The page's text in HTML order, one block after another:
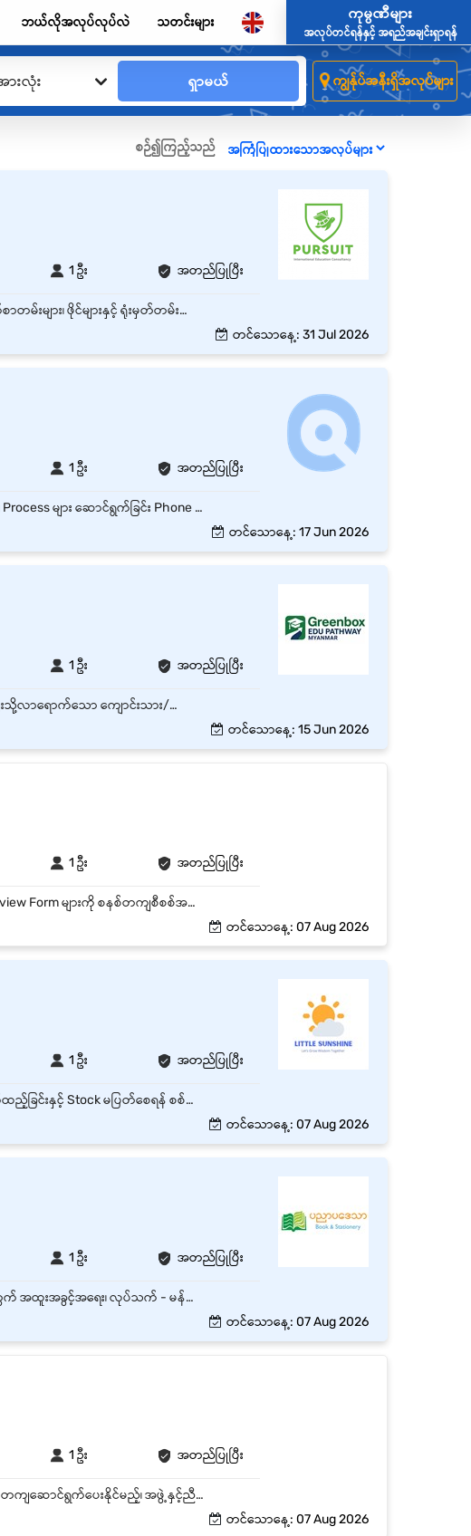
ဘယ်လိုအလုပ်လုပ်လဲ သတင်းများ
ကုမ္ပဏီများ
အလုပ်တင်ရန်နှင့် အရည်အချင်းရှာရန်
းလုံး ရှာမယ် ကျွန်ုပ်အနီးရှိအလုပ်များ
စဉ်၍ကြည့်သည်
1 ဦး အတည်ပြုပြီး
ရုံး၏ နေ့စဉ်အုပ်ချုပ်ရေး (Administrative) လုပ်ငန်းများကို ပံ့ပိုးဆောင်ရွက်ရန်။ စာရွက်စာတမ်းများ၊ ဖိုင်များနှင့် ရုံးမှတ်တမ်းများကို စနစ်တကျ သိမ်းဆည်းထိန်းသိမ်းရန်။ Incoming / Outgoing Mail၊ Courier နှင့် Telephone Call များကို စီမံဆောင်ရွက်ရန်။ ရုံးသုံးပစ္စည်းများ (Office Supplies) ကို စစ်ဆေး၍ လိုအပ်ပါက ဝယ်ယူရန်နှင့် Stock ကို ထိန်းသိမ်းရန်။ Meeting များ၊ Appointment များနှင့် ခရီးစဉ်များကို စီစဉ်ပေးရန်။ Visitor များကို ကြိုဆို၍ လိုအပ်သောအချက်အလက်များ ပံ့ပိုးပေးရန်။ အခြားဌာနများနှင့် ပူးပေါင်းညှိနှိုင်းပြီး လုပ်ငန်းများ ချောမွေ့စေရန် ဆောင်ရွက်ရန်။ Data Entry၊ Report များနှင့် လစဉ် Report များကို ပြင်ဆင်တင်ပြရန်။ Company Policy များကို လိုက်နာဆောင်ရွက်ရန်။ Management မှ ပေးအပ်သော အခြားတာဝန်များကို ဆောင်ရွက်ရန်။
တင်သောနေ့: 31 Jul 2026
1 ဦး အတည်ပြုပြီး
ရုံးပိုင်းဆိုင်ရာ စာရွက်စာတမ်းများကို စနစ်တကျ ထိန်းသိမ်းခြင်း Data Entry နှင့် Filing Process များ ဆောင်ရွက်ခြင်း Phone Call နှင့် Email Communication များ ကိုင်တွယ်ခြင်း Department များအကြား Coordination ပြုလုပ်ခြင်း Office Supply များ စီမံထိန်းသိမ်းခြင်း Report နှင့် Administrative Document များ ပြင်ဆင်ကူညီခြင်း Management မှ ပေးအပ်သော အခြားလုပ်ငန်းတာဝန်များ ဆောင်ရွက်ခြင်း
တင်သောနေ့: 17 Jun 2026
1 ဦး အတည်ပြုပြီး
Front-of-House & Customer Service ( ဧည့်ကြိုနှင့် ဖောက်သည်ဝန်ဆောင်မှု ) • ရုံးသို့လာရောက်သော ကျောင်းသား/ကျောင်းသူများနှင့် မိဘများကို နွေးထွေးစွာ ကြိုဆိုဧည့်ခံရမည်။ • ဖုန်းခေါ်ဆိုမှုများကို ဖြေကြားပြီး Email မှတစ်ဆင့် ဝင်ရောက်လာသော အထွေထွေစုံစမ်းမေးမြန်းမှုများကို တုံ့ပြန်ပေးရမည်။ • ဖောက်သည်များကို သက်ဆိုင်ရာ Education Consultant များထံသို့ လမ်းညွှန်ပို့ဆောင်ပေးရမည်။ Scheduling & Calendar Management ( ချိန်းဆိုမှုနှင့် အချိန်ဇယား စီမံခန့်ခွဲခြင်း ) • Consulting Team အတွက် ဆွေးနွေးတိုင်ပင်မှု (Consultation) ချိန်းဆိုမှုများ၊ Follow-up Session များနှင့် Mock Interview များကို စီစဉ်ချိန်းဆိုပေးရမည်။ Application & Document Support ( လျှောက်လွှာနှင့် စာရွက်စာတမ်း အထောက်အပံ့ ) • ကျောင်းသားများ၏ အရေးကြီးသော စာရွက်စာတမ်းများ (Academic Transcript များ၊ Recommendation Letter များ၊ Test Score များ) ကို စုဆောင်းခြင်း၊ စနစ်တကျ စီစဉ်ခြင်းနှင့် Scan ဖတ်ခြင်းတို့တွင် ကူညီဆောင်ရွက်ရမည်။ • စာရွက်စာတမ်းများ၏ လျှို့ဝှက်ချက်နှင့် တိကျမှန်ကန်မှုကို အပြည့်အဝ ထိန်းသိမ်းရမည်။ Office Operations ( ရုံးလုပ်ငန်း စီမံခန့်ခွဲမှု ) • ရုံးသုံးပစ္စည်းစာရင်းများကို စီမံထိန်းသိမ်းပြီး လိုအပ်သော ပစ္စည်းများကို မှာယူပေးရမည်။ • ဝင်စာ၊ ထွက်စာများကို ကိုင်တွယ်ဆောင်ရွက်ရမည်။ • Reception Area နှင့် Counseling Area များကို သန့်ရှင်းသပ်ရပ်ပြီး ပရော်ဖက်ရှင်နယ်ဆန်သော ပတ်ဝန်းကျင်ဖြစ်စေရန် ထိန်းသိမ်းရမည်။ Event Logistical Support ( ပွဲအစီအစဉ် အထောက်အကူပြုခြင်း ) • University Fair များ၊ Seminar များနှင့် Webinar များ ကျင်းပရာတွင် Marketing Team နှင့် Consulting Team များကို လိုအပ်သော ပြင်ဆင်မှုများဖြင့် ကူညီပံ့ပိုးရမည်။ • Welcome Pack များ ပြင်ဆင်ခြင်း၊ Registration Desk များ စီမံခန့်ခွဲခြင်း စသည့် လုပ်ငန်းများကို ဆောင်ရွက်ရမည်။
တင်သောနေ့: 15 Jun 2026
1 ဦး အတည်ပြုပြီး
Recruitment Process အား စနစ်တကျပြုလုပ်၍ Interview Scheduling နှင့် Interview Form များကို စနစ်တကျစီစစ်အသုံးပြုရမည်။ Office Attendance & Overtime ကိစ္စရပ်များ လုပ်ဆောင်ရမည်။ Daily Report များရေးပြီး သက်ဆိုင်ရာသို့ ထပ်ရမည်။ Communicate with the customer & Suppliers အခြားသောရုံးပိုင်းဆိုင်ရာ ကိစ္စရပ်များကို လိုအပ်သလို လုပ်ဆောင်ရမည်။ Office Sale နှင့်ပတ်သက်သည့် ကိစ္စရပ်များကို ဆောင်ရွက်ရမည်။
တင်သောနေ့: 07 Aug 2026
1 ဦး အတည်ပြုပြီး
❏ စာအုပ်စာရင်းများ၊ ပစ္စည်းဝင်/ထွက် စာရင်းများကို System အတွင်း စနစ်တကျ ရိုက်ထည့်ခြင်းနှင့် Stock မပြတ်စေရန် စစ်ဆေးခြင်း။ ❏ အွန်လိုင်းမှ မှာယူသော စာအုပ်အော်ဒါများကို ပြင်ဆင်ခြင်း၊ ပို့ဆောင်ရေး (Delivery/Courier) စာရင်းများ စီစဉ်ပေးခြင်း။ ❏ ဆိုင်၏ နေ့စဉ် ဝင်ငွေ/ထွက်ငွေ စာရင်းအကျဉ်း ပြုစုခြင်းနှင့် အထွေထွေ ရုံးသုံးစာရွက်စာတမ်းများကို ထိန်းသိမ်းခြင်း။
တင်သောနေ့: 07 Aug 2026
1 ဦး အတည်ပြုပြီး
ကမာရွတ်၊ ရန်ကုန်တိုင်းတွင်ရှိသော အချိန်ပြည့် Shop Manager ရာထူး 1 နေရာစာအတွက် အထူးအခွင့်အရေး၊ လုပ်သက် - မန်နေဂျာ နှင့် လစဉ် လစာကောင်းကောင်းပေးမည်။
တင်သောနေ့: 07 Aug 2026
1 ဦး အတည်ပြုပြီး
Job Summary Vivo Group Co.,Ltd ၏ FMCG လုပ်ငန်းတွင် ရုံးလုပ်ငန်းများကို စနစ်တကျဆောင်ရွက်ပေးနိုင်မည့်၊ အဖွဲ့နှင့်ညီညွတ်စွာလုပ်ကိုင်နိုင်မည့် အတွေ့အကြုံရှိ ရုံးဝန်ထမ်းတစ်ဦးကို ဖိတ်ခေါ်ပါသည်။ Key Responsibilities ● ရုံးတွင်းစာရွက်စာတမ်းများ၊ ဖိုင်များနှင့် မှတ်တမ်းများကို စနစ်တကျ ထိန်းသိမ်းစီမံရန် ● လိုအပ်သော အချက်အလက်များကို စစ်ဆေး၍ မှန်ကန်စွာ ထည့်သွင်း၊ အပ်ဒိတ်လုပ်ဆောင်ရန် ● ဌာနအတွင်း အလုပ်များကို အချိန်မီ ပြီးမြောက်စေရန် ပူးပေါင်းကူညီရန် ● ဖုန်းခေါ်ဆိုမှုများ၊ အီးမေးလ်များနှင့် အတွင်းပိုင်းဆက်သွယ်မှုများကို ထိရောက်စွာ ကိုင်တွယ်ရန် ● အစီရင်ခံစာများနှင့် လိုအပ်သော စာရင်းဇယားများ ပြင်ဆင်ရာတွင် ကူညီရန် ● အထက်လူကြီးများနှင့် အဖွဲ့သားများ၏ လုပ်ငန်းလိုအပ်ချက်များကို တုံ့ပြန်ဆောင်ရွက်ရန် ● ရုံးသုံးပစ္စည်းများကို စောင့်ကြည့်၍ လိုအပ်သလို တင်ပြ၊ ဖြည့်တင်းရန် ● လုပ်ငန်းဆိုင်ရာ စည်းကမ်းများနှင့် လုပ်ငန်းစဉ်များကို လိုက်နာဆောင်ရွက်ရန်
တင်သောနေ့: 07 Aug 2026